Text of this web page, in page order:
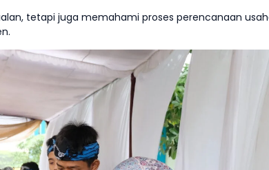
tetapi juga memahami proses perencanaan